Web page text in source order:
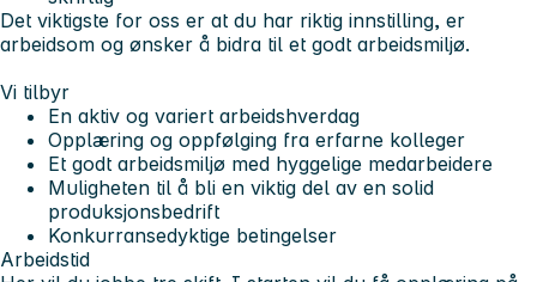
Det viktigste for oss er at du har riktig innstilling, er
arbeidsom og ønsker å bidra til et godt arbeidsmiljø.
Vi tilbyr
En aktiv og variert arbeidshverdag
Opplæring og oppfølging fra erfarne kolleger
Et godt arbeidsmiljø med hyggelige medarbeidere
Muligheten til å bli en viktig del av en solid
produksjonsbedrift
Konkurransedyktige betingelser
Arbeidstid